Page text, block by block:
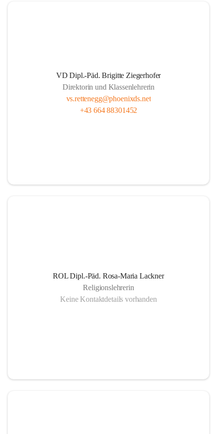
VD Dipl.-Päd. Brigitte Ziegerhofer
Direktorin und Klassenlehrerin
vs.rettenegg@phoenixds.net
+43 664 88301452
ROL Dipl.-Päd. Rosa-Maria Lackner
Religionslehrerin
Keine Kontaktdetails vorhanden